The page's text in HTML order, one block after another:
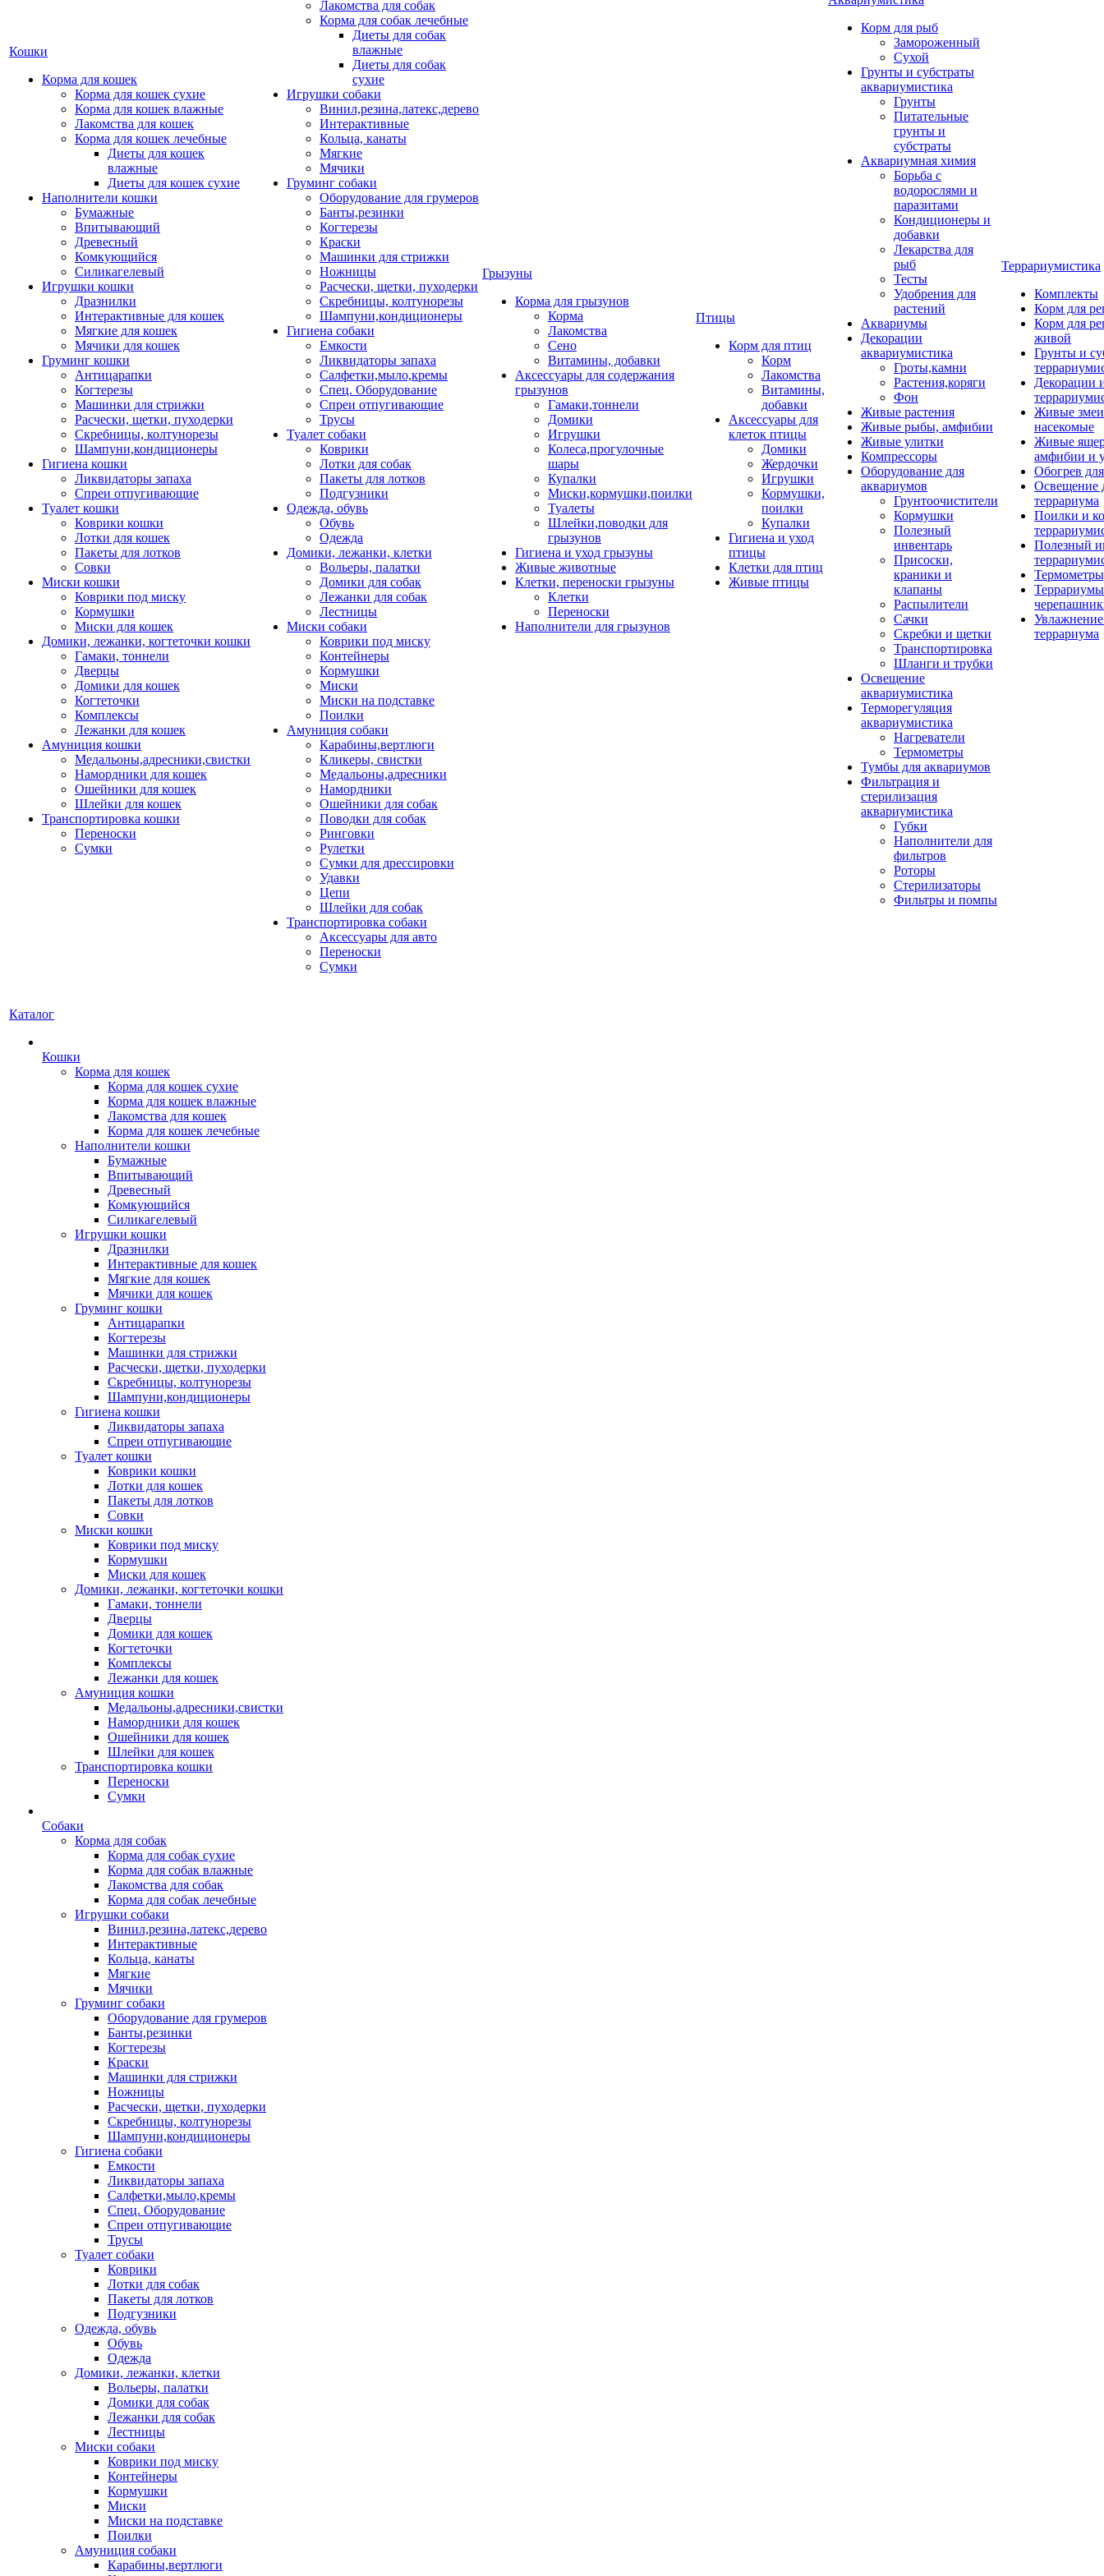
Кошки
Корма для кошек
Корма для кошек сухие
Корма для кошек влажные
Лакомства для кошек
Корма для кошек лечебные
Диеты для кошек
влажные
Диеты для кошек сухие
Наполнители кошки
Бумажные
Впитывающий
Древесный
Комкующийся
Силикагелевый
Игрушки кошки
Дразнилки
Интерактивные для кошек
Мягкие для кошек
Мячики для кошек
Груминг кошки
Антицарапки
Когтерезы
Машинки для стрижки
Расчески, щетки, пуходерки
Скребницы, колтунорезы
Шампуни,кондиционеры
Гигиена кошки
Ликвидаторы запаха
Спреи отпугивающие
Туалет кошки
Коврики кошки
Лотки для кошек
Пакеты для лотков
Совки
Миски кошки
Коврики под миску
Кормушки
Миски для кошек
Домики, лежанки, когтеточки кошки
Гамаки, тоннели
Дверцы
Домики для кошек
Когтеточки
Комплексы
Лежанки для кошек
Амуниция кошки
Медальоны,адресники,свистки
Намордники для кошек
Ошейники для кошек
Шлейки для кошек
Транспортировка кошки
Переноски
Сумки
Лакомства для собак
Корма для собак лечебные
Диеты для собак
влажные
Диеты для собак
сухие
Игрушки собаки
Винил,резина,латекс,дерево
Интерактивные
Кольца, канаты
Мягкие
Мячики
Груминг собаки
Оборудование для грумеров
Банты,резинки
Когтерезы
Краски
Машинки для стрижки
Ножницы
Расчески, щетки, пуходерки
Скребницы, колтунорезы
Шампуни,кондиционеры
Гигиена собаки
Емкости
Ликвидаторы запаха
Салфетки,мыло,кремы
Спец. Оборудование
Спреи отпугивающие
Трусы
Туалет собаки
Коврики
Лотки для собак
Пакеты для лотков
Подгузники
Одежда, обувь
Обувь
Одежда
Домики, лежанки, клетки
Вольеры, палатки
Домики для собак
Лежанки для собак
Лестницы
Миски собаки
Коврики под миску
Контейнеры
Кормушки
Миски
Миски на подставке
Поилки
Амуниция собаки
Карабины,вертлюги
Кликеры, свистки
Медальоны,адресники
Намордники
Ошейники для собак
Поводки для собак
Ринговки
Рулетки
Сумки для дрессировки
Удавки
Цепи
Шлейки для собак
Транспортировка собаки
Аксессуары для авто
Переноски
Сумки
Грызуны
Корма для грызунов
Корма
Лакомства
Сено
Витамины, добавки
Аксессуары для содержания
грызунов
Гамаки,тоннели
Домики
Игрушки
Колеса,прогулочные
шары
Купалки
Миски,кормушки,поилки
Туалеты
Шлейки,поводки для
грызунов
Гигиена и уход грызуны
Живые животные
Клетки, переноски грызуны
Клетки
Переноски
Наполнители для грызунов
Птицы
Корм для птиц
Корм
Лакомства
Витамины,
добавки
Аксессуары для
клеток птицы
Домики
Жердочки
Игрушки
Кормушки,
поилки
Купалки
Гигиена и уход
птицы
Клетки для птиц
Живые птицы
Корм для рыб
Замороженный
Сухой
Грунты и субстраты
аквариумистика
Грунты
Питательные
грунты и
субстраты
Аквариумная химия
Борьба с
водорослями и
паразитами
Кондиционеры и
добавки
Лекарства для
рыб
Тесты
Удобрения для
растений
Аквариумы
Декорации
аквариумистика
Гроты,камни
Растения,коряги
Фон
Живые растения
Живые рыбы, амфибии
Живые улитки
Компрессоры
Оборудование для
аквариумов
Грунтоочистители
Кормушки
Полезный
инвентарь
Присоски,
краники и
клапаны
Распылители
Сачки
Скребки и щетки
Транспортировка
Шланги и трубки
Освещение
аквариумистика
Терморегуляция
аквариумистика
Нагреватели
Термометры
Тумбы для аквариумов
Фильтрация и
стерилизация
аквариумистика
Губки
Наполнители для
фильтров
Роторы
Стерилизаторы
Фильтры и помпы
Террариумистика
Комплекты
Корм для
Корм для
живой
Грунты и
Декорации
Живые
насекомые
Живые
амфибии и
Обогрев
Освещение
террариума
Поилки и
Полезный
террариума
Каталог
Кошки
Корма для кошек
Корма для кошек сухие
Корма для кошек влажные
Лакомства для кошек
Корма для кошек лечебные
Наполнители кошки
Бумажные
Впитывающий
Древесный
Комкующийся
Силикагелевый
Игрушки кошки
Дразнилки
Интерактивные для кошек
Мягкие для кошек
Мячики для кошек
Груминг кошки
Антицарапки
Когтерезы
Машинки для стрижки
Расчески, щетки, пуходерки
Скребницы, колтунорезы
Шампуни,кондиционеры
Гигиена кошки
Ликвидаторы запаха
Спреи отпугивающие
Туалет кошки
Коврики кошки
Лотки для кошек
Пакеты для лотков
Совки
Миски кошки
Коврики под миску
Кормушки
Миски для кошек
Домики, лежанки, когтеточки кошки
Гамаки, тоннели
Дверцы
Домики для кошек
Когтеточки
Комплексы
Лежанки для кошек
Амуниция кошки
Медальоны,адресники,свистки
Намордники для кошек
Ошейники для кошек
Шлейки для кошек
Транспортировка кошки
Переноски
Сумки
Собаки
Корма для собак
Корма для собак сухие
Корма для собак влажные
Лакомства для собак
Корма для собак лечебные
Игрушки собаки
Винил,резина,латекс,дерево
Интерактивные
Кольца, канаты
Мягкие
Мячики
Груминг собаки
Оборудование для грумеров
Банты,резинки
Когтерезы
Краски
Машинки для стрижки
Ножницы
Расчески, щетки, пуходерки
Скребницы, колтунорезы
Шампуни,кондиционеры
Гигиена собаки
Емкости
Ликвидаторы запаха
Салфетки,мыло,кремы
Спец. Оборудование
Спреи отпугивающие
Трусы
Туалет собаки
Коврики
Лотки для собак
Пакеты для лотков
Подгузники
Одежда, обувь
Обувь
Одежда
Домики, лежанки, клетки
Вольеры, палатки
Домики для собак
Лежанки для собак
Лестницы
Миски собаки
Коврики под миску
Контейнеры
Кормушки
Миски
Миски на подставке
Поилки
Амуниция собаки
Карабины,вертлюги